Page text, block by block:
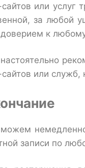
или услуг
за любой
к
или
немедленно,
записи по